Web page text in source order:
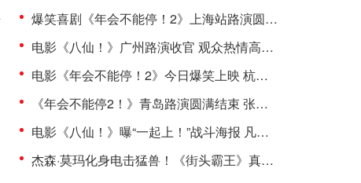
爆笑喜剧《年会不能停！2》上海站路演圆满完成 花式整活走心互动有笑有料
电影《八仙！》广州路演收官 观众热情高涨主创收获“粤”式惊喜
电影《年会不能停！2》今日爆笑上映 杭州站路演抽象整活不能停
《年会不能停2！》青岛路演圆满结束 张若昀白客大鹏田雨笑梗包袱接连不断
电影《八仙！》曝“一起上！”战斗海报 凡人集结共赴终极决战
杰森·莫玛化身电击猛兽！《街头霸王》真人电影布兰卡单人预告震撼发布